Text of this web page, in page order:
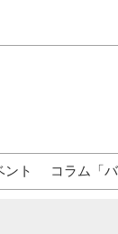
ト コラム「